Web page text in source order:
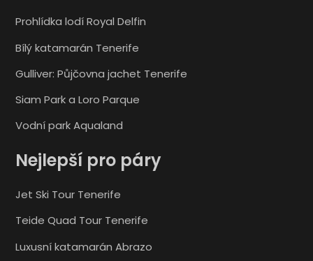
Prohlídka lodí Royal Delfin
Bílý katamarán Tenerife
Gulliver: Půjčovna jachet Tenerife
Siam Park a Loro Parque
Vodní park Aqualand
Nejlepší pro páry
Jet Ski Tour Tenerife
Teide Quad Tour Tenerife
Luxusní katamarán Abrazo